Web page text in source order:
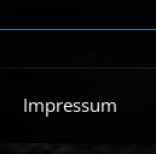
Impressum